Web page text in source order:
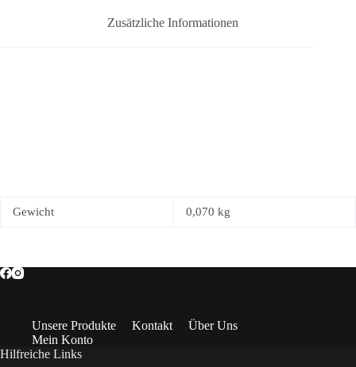
Zusätzliche Informationen
Gewicht 0,070 kg
Unsere Produkte Kontakt
Über Uns
Mein Konto
Hilfreiche Links